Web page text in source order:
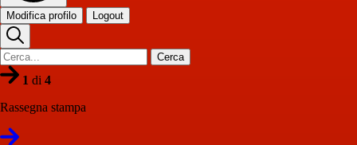
Modifica profilo Logout
Cerca
1 di 4
Rassegna stampa